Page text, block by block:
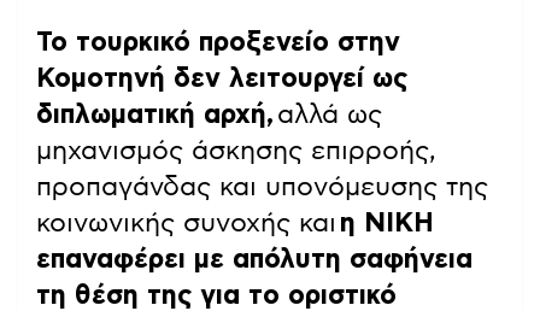
Το τουρκικό προξενείο στην
Κομοτηνή δεν λειτουργεί ως
διπλωματική αρχή, αλλά ως
μηχανισμός άσκησης επιρροής,
προπαγάνδας και υπονόμευσης της
κοινωνικής συνοχής και η ΝΙΚΗ
επαναφέρει με απόλυτη σαφήνεια
τη θέση της για το οριστικό